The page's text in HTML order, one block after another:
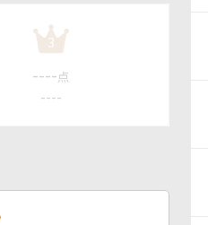
3
---- 点
----